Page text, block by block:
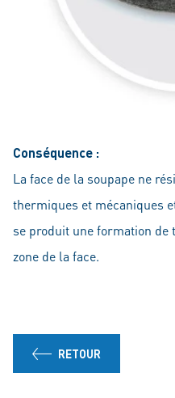
Conséquence :
La face de la soupape ne
thermiques et mécaniques
se produit une formation
zone de la face.
RETOUR